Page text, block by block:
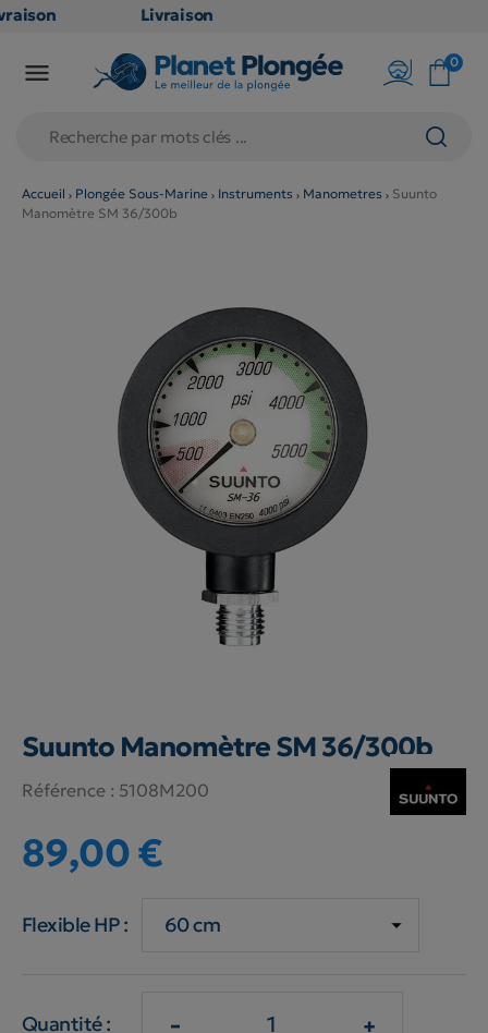
Livraison
en point
79€
(hors
produits
éligibles)
 0
Accueil Plongée Sous-Marine Instruments Manometres
Suunto
Manomètre SM 36/300b
Suunto Manomètre SM 36/300b
Référence : 5108M200
89,00 €
Flexible HP :
Quantité : - +